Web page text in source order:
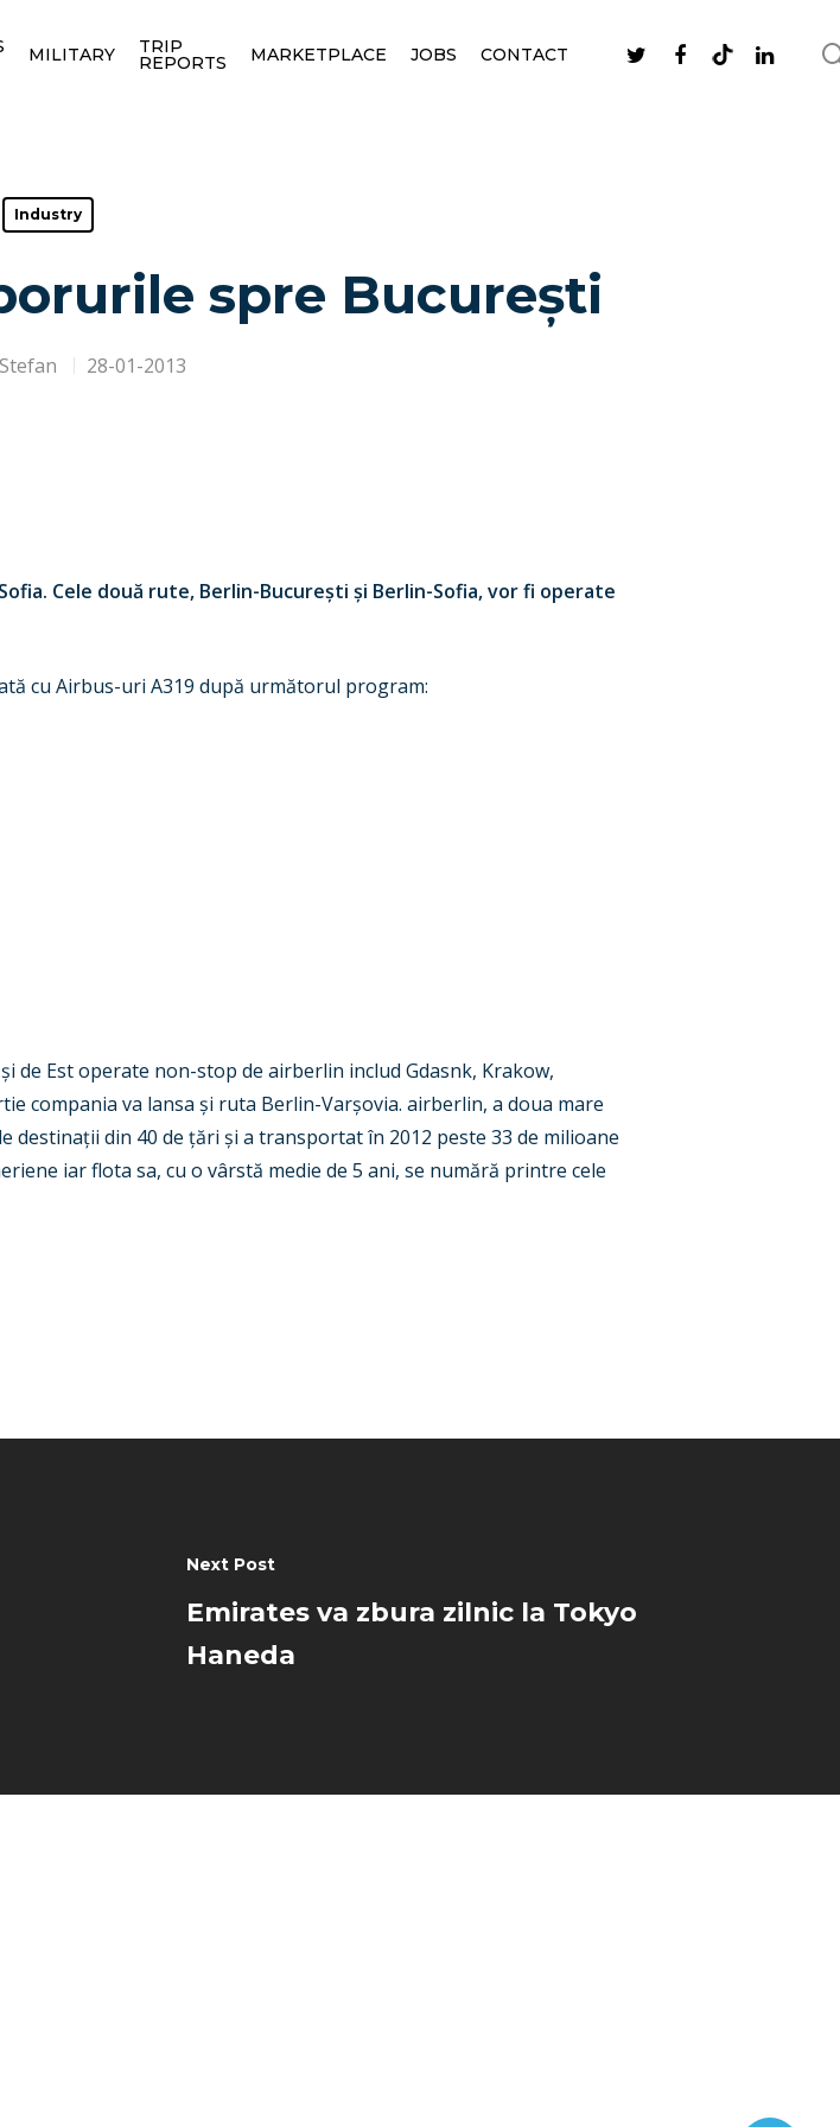
MILITARY TRIP
REPORTS MARKETPLACE JOBS CONTACT
Industry
spre București
28-01-2013
Cele două rute, Berlin-București și Berlin-Sofia, vor fi operate
cu Airbus-uri A319 după următorul program:
de Est operate non-stop de airberlin includ Gdasnk, Krakow,
compania va lansa și ruta Berlin-Varșovia. airberlin, a doua mare
destinații din 40 de țări și a transportat în 2012 peste 33 de milioane
iar flota sa, cu o vârstă medie de 5 ani, se numără printre cele
Next Post
Emirates va zbura zilnic la Tokyo
Haneda